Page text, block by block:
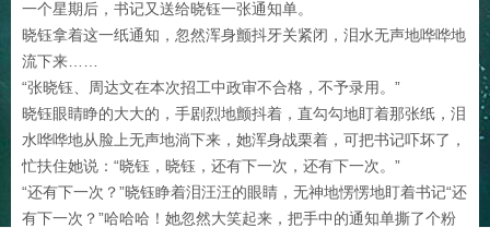
一个星期后，书记又送给晓钰一张通知单。
晓钰拿着这一纸通知，忽然浑身颤抖牙关紧闭，泪水无声地哗哗地
流下来……
“张晓钰、周达文在本次招工中政审不合格，不予录用。”
晓钰眼睛睁的大大的，手剧烈地颤抖着，直勾勾地盯着那张纸，泪
水哗哗地从脸上无声地淌下来，她浑身战栗着，可把书记吓坏了，
忙扶住她说：“晓钰，晓钰，还有下一次，还有下一次。”
“还有下一次？”晓钰睁着泪汪汪的眼睛，无神地愣愣地盯着书记“还
有下一次？”哈哈哈！她忽然大笑起来，把手中的通知单撕了个粉